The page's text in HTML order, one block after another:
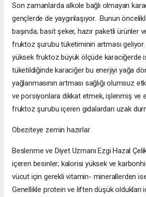
Son zamanlarda alkole bağlı olmayan
gençlerde de yaygınlaşıyor. Bunun
başında; basit şeker, hazır paketli ürünler
fruktoz şurubu tüketiminin artması
yüksek fruktoz büyük ölçüde karaciğerde
tüketildiğinde karaciğer bu enerjiyi yağa
yağlanmasının artması sağlığı olumsuz
ve porsiyonlara dikkat etmek, işlenmiş ve
fruktoz şurubu içeren gıdalardan uzak
Obeziteye zemin hazırlar
Beslenme ve Diyet Uzmanı Ezgi Hazal
içeren besinler; kalorisi yüksek ve
vücut için gerekli vitamin- minerallerden
Genellikle protein ve liften düşük oldukları